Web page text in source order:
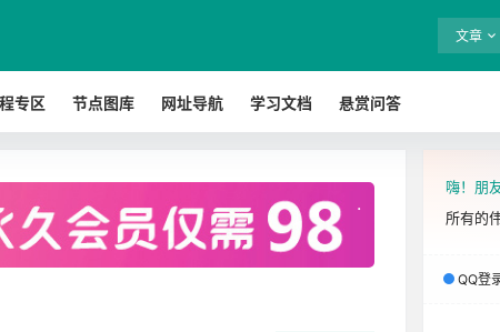
文章
专区 节点图库 网址导航 学习文档 悬赏问答
. 全站终身免费下载！ 立即开
嗨！朋
所有的
QQ登